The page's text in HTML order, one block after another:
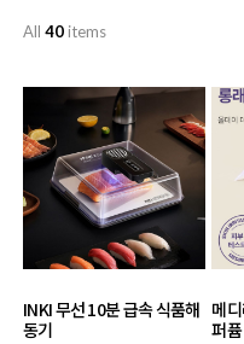
All 40 items
INKI 무선 10분 급속 식품해
동기
메
퍼